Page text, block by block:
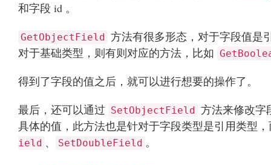
和字段 id 。
GetObjectField 方法有很多形态，对于字段值是
对于基础类型，则有则对应的方法，比如
得到了字段的值之后，就可以进行想要的操作了。
最后，还可以通过 SetObjectField 方法来修改字
具体的值，此方法也是针对于字段类型是引用类型
ield 、 SetDoubleField 。